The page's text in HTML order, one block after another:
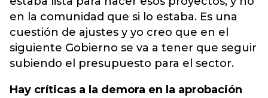
en la comunidad que si lo estaba. Es una
cuestión de ajustes y yo creo que en el
siguiente Gobierno se va a tener que seguir
subiendo el presupuesto para el sector.
Hay críticas a la demora en la aprobación